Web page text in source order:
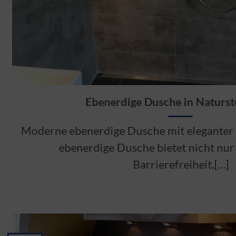
Ebenerdige Dusche in
Moderne ebenerdige Dusche mit
ebenerdige Dusche bietet nicht
Barrierefreiheit,[…]